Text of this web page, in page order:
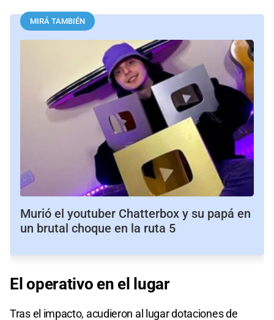
MIRÁ TAMBIÉN
Murió el youtuber Chatterbox y su papá en
un brutal choque en la ruta 5
El operativo en el lugar
Tras el impacto, acudieron al lugar dotaciones de